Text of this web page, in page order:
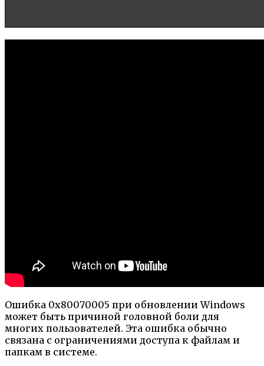
Ошибка 0x80070005 при обновлении Windows
может быть причиной головной боли для
многих пользователей. Эта ошибка обычно
связана с ограничениями доступа к файлам и
папкам в системе.